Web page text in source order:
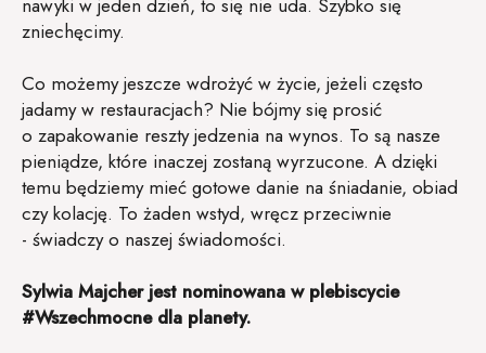
zniechęcimy.
Co możemy jeszcze wdrożyć w życie, jeżeli często
jadamy w restauracjach? Nie bójmy się prosić
o zapakowanie reszty jedzenia na wynos. To są nasze
pieniądze, które inaczej zostaną wyrzucone. A dzięki
temu będziemy mieć gotowe danie na śniadanie, obiad
czy kolację. To żaden wstyd, wręcz przeciwnie
- świadczy o naszej świadomości.
Sylwia Majcher jest nominowana w plebiscycie
#Wszechmocne dla planety.